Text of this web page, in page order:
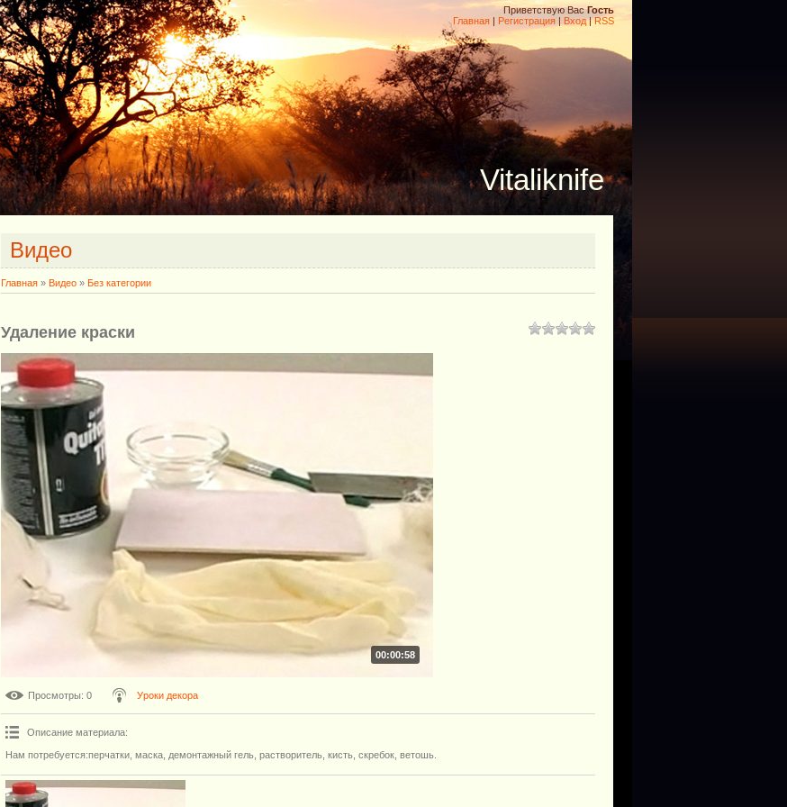
Приветствую Вас Гость
Главная | Регистрация | Вход|RSS
Vitaliknife
Видео
Главная » Видео » Без категории
Удаление краски
00:00:58
Просмотры: 0 Уроки декора
Описание материала:
Нам потребуется:перчатки, маска, демонтажный гель, растворитель, кисть, скребок, ветошь.